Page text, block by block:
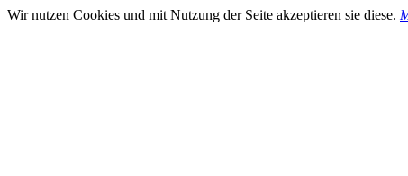
Wir nutzen Cookies und mit Nutzung der Seite akzeptieren sie diese.